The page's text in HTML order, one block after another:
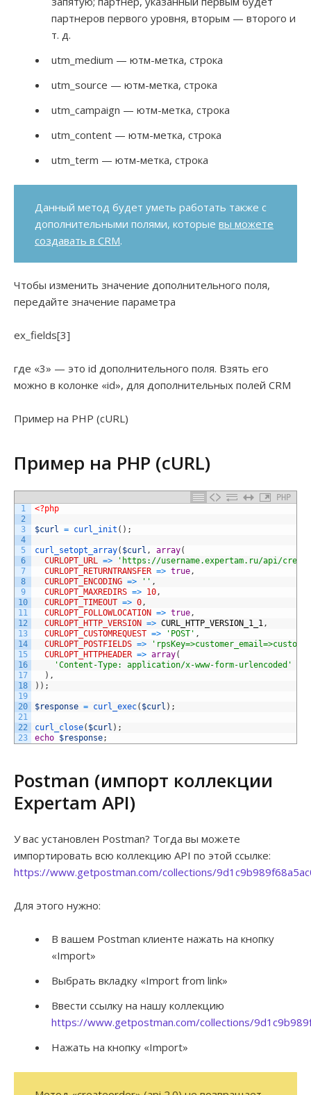
партнеров первого уровня, вторым — второго и
т. д.
utm_medium — ютм-метка, строка
utm_source — ютм-метка, строка
utm_campaign — ютм-метка, строка
utm_content — ютм-метка, строка
utm_term — ютм-метка, строка
Данный метод будет уметь работать также с
дополнительными полями, которые вы можете
создавать в CRM.
Чтобы изменить значение дополнительного поля,
передайте значение параметра
ex_fields[3]
где «3» — это id дополнительного поля. Взять его
можно в колонке «id», для дополнительных полей CRM
Пример на PHP (cURL)
Пример на PHP (cURL)
PHP
1
2
3
4
5
6
7
8
9
10
11
12
13
14
15
16
17
18
19
20
21
22
23
<?php
$curl = curl_init ( ) ;
curl_setopt_array( $curl , array(
CURLOPT_URL =>
'https://username.expertam.ru/api/
CURLOPT_RETURNTRANSFER => true,
CURLOPT_ENCODING => '' ,
CURLOPT_MAXREDIRS => 10,
CURLOPT_TIMEOUT => 0,
CURLOPT_FOLLOWLOCATION => true,
CURLOPT_HTTP_VERSION => CURL_HTTP_VERSION_1_1,
CURLOPT_CUSTOMREQUEST => 'POST' ,
CURLOPT_POSTFIELDS =>
CURLOPT_HTTPHEADER => array(
'Content-Type: application/x-www-form-urlencoded'
) ,
) ) ;
$response = curl_exec( $curl ) ;
curl_close( $curl ) ;
echo $response;
Postman (импорт коллекции
Expertam API)
У вас установлен Postman? Тогда вы можете
импортировать всю коллекцию API по этой ссылке:
https://www.getpostman.com/collections/
Для этого нужно:
В вашем Postman клиенте нажать на кнопку
«Import»
Выбрать вкладку «Import from link»
Ввести ссылку на нашу коллекцию
https://www.getpostman.com/collections/
Нажать на кнопку «Import»